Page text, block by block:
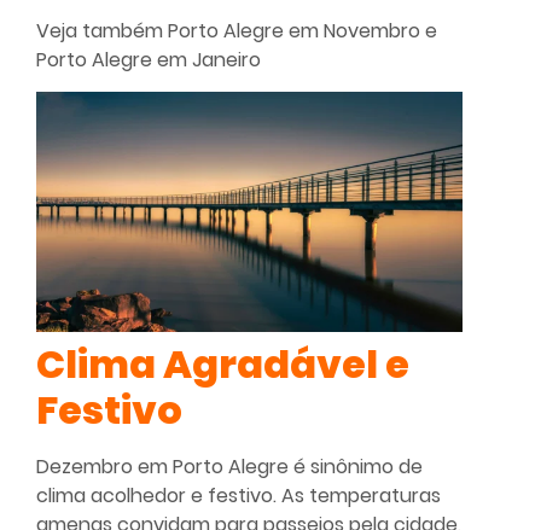
Veja tambémPorto Alegre em Novembro e
Porto Alegre em Janeiro
Clima Agradável e
Festivo
Dezembro em Porto Alegre é sinônimo de
clima acolhedor e festivo. As temperaturas